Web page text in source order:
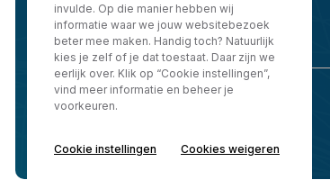
invulde. Op die manier hebben wij
informatie waar we jouw websitebezoek
beter mee maken. Handig toch? Natuurlijk
kies je zelf of je dat toestaat. Daar zijn we
eerlijk over. Klik op “Cookie instellingen”,
vind meer informatie en beheer je
voorkeuren.
Cookie instellingen Cookies weigeren